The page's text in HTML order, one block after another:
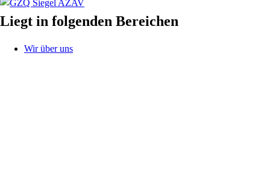
Liegt in folgenden Bereichen
Wir über uns